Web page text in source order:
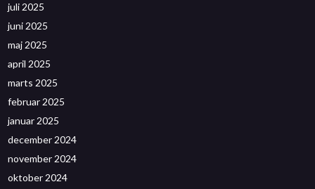
juli 2025
juni 2025
maj 2025
april 2025
marts 2025
februar 2025
januar 2025
december 2024
november 2024
oktober 2024